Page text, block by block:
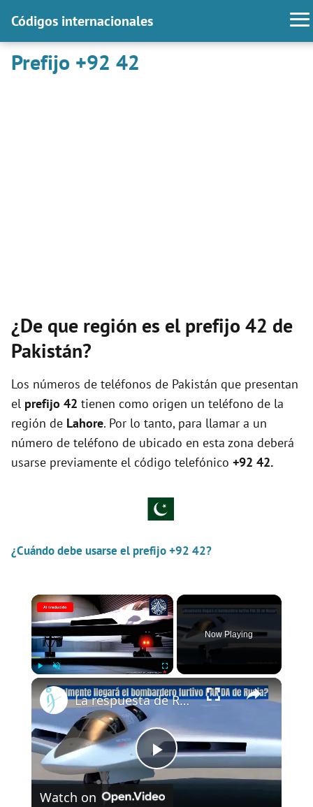
Códigos internacionales
Prefijo +92 42
¿De que región es el prefijo 42 de
Pakistán?
Los números de teléfonos de Pakistán que presentan
el prefijo 42 tienen como origen un teléfono de la
región de Lahore. Por lo tanto, para llamar a un
número de teléfono de ubicado en esta zona deberá
usarse previamente el código telefónico +92 42.
¿Cuándo debe usarse el prefijo +92 42?
×
Now Playing
×
P
La respuesta de Rusia al B-21: PAK DA Poslannik
Watch on